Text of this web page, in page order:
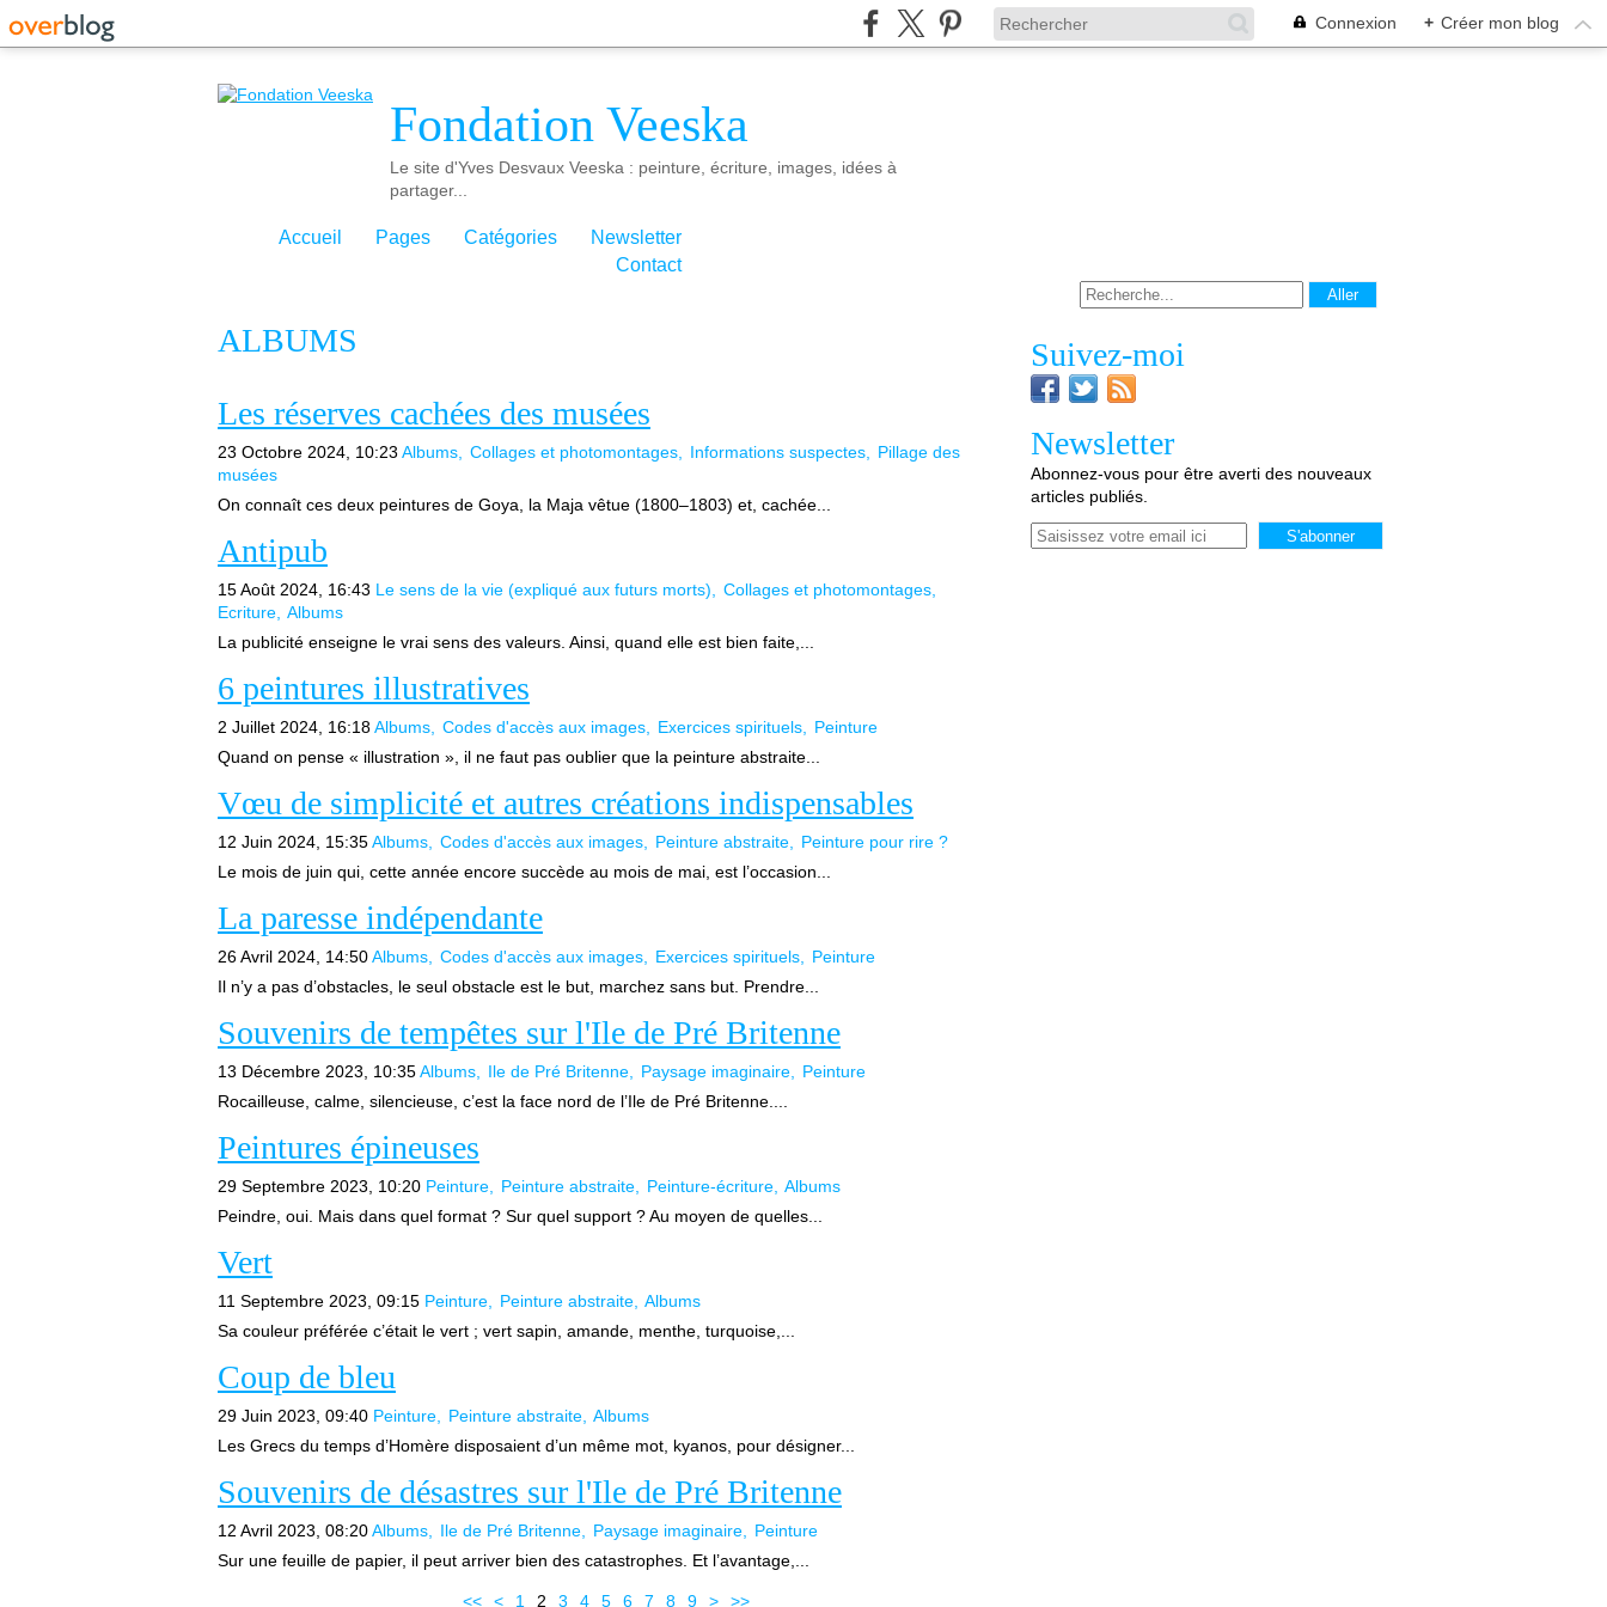
Connexion + Créer mon blog
Fondation Veeska
Le site d'Yves Desvaux Veeska : peinture, écriture, images, idées à
partager...
Accueil Pages Catégories
Newsletter
Contact
ALBUMS
Les réserves cachées des musées
23 Octobre 2024, 10:23 Albums Collages et photomontages Informations suspectes
Pillage des
musées
On connaît ces deux peintures de Goya, la Maja vêtue (1800–1803) et, cachée...
Antipub
15 Août 2024, 16:43 Le sens de la vie (expliqué aux futurs morts)
Collages et photomontages
Ecriture Albums
La publicité enseigne le vrai sens des valeurs. Ainsi, quand elle est bien faite,...
6 peintures illustratives
2 Juillet 2024, 16:18Albums Codes d'accès aux images Exercices spirituels
Peinture
Quand on pense « illustration », il ne faut pas oublier que la peinture abstraite...
Vœu de simplicité et autres créations indispensables
12 Juin 2024, 15:35Albums Codes d'accès aux images Peinture abstraite
Peinture pour rire ?
Le mois de juin qui, cette année encore succède au mois de mai, est l’occasion...
La paresse indépendante
26 Avril 2024, 14:50Albums Codes d'accès aux images Exercices spirituels
Peinture
Il n’y a pas d’obstacles, le seul obstacle est le but, marchez sans but. Prendre...
Souvenirs de tempêtes sur l'Ile de Pré Britenne
13 Décembre 2023, 10:35Albums Ile de Pré Britenne Paysage imaginaire
Peinture
Rocailleuse, calme, silencieuse, c’est la face nord de l’Ile de Pré Britenne....
Peintures épineuses
29 Septembre 2023, 10:20 Peinture Peinture abstraite Peinture-écriture Albums
Peindre, oui. Mais dans quel format ? Sur quel support ? Au moyen de quelles...
Vert
11 Septembre 2023, 09:15 Peinture Peinture abstraite Albums
Sa couleur préférée c’était le vert ; vert sapin, amande, menthe, turquoise,...
Coup de bleu
29 Juin 2023, 09:40 Peinture Peinture abstraite Albums
Les Grecs du temps d’Homère disposaient d’un même mot, kyanos, pour désigner...
Souvenirs de désastres sur l'Ile de Pré Britenne
12 Avril 2023, 08:20Albums Ile de Pré Britenne Paysage imaginaire
Peinture
Sur une feuille de papier, il peut arriver bien des catastrophes. Et l’avantage,...
<< < 1 2 3 4 5 6 7 8 9 > >>
Suivez-moi
Newsletter
Abonnez-vous pour être averti des nouveaux
articles publiés.
Email